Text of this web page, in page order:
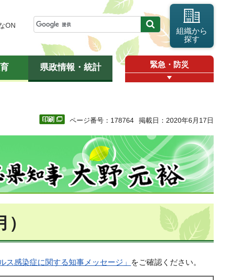
ON
組織から
探す
県政情報・統計 緊急・防災
ページ番号：178764 掲載日：2020年6月17日
ス感染症に関する知事メッセージ」 をご確認ください。